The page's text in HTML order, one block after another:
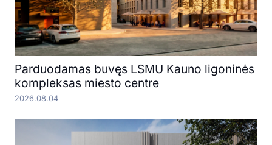
Parduodamas buvęs LSMU Kauno ligoninės
kompleksas miesto centre
2026.08.04